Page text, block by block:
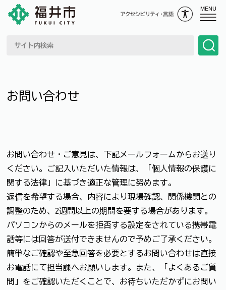
MENU
お問い合わせ
お問い合わせ・ご意見は、下記メールフォームからお送り
ください。ご記入いただいた情報は、「個人情報の保護に
関する法律」に基づき適正な管理に努めます。
返信を希望する場合、内容により現場確認、関係機関との
調整のため、2週間以上の期間を要する場合があります。
パソコンからのメールを拒否する設定をされている携帯電
話等には回答が送付できませんので予めご了承ください。
簡単なご確認や至急回答を必要とするお問い合わせは直接
お電話にて担当課へお願いします。また、「よくあるご質
問」をご確認いただくことで、お待ちいただかずにお問い